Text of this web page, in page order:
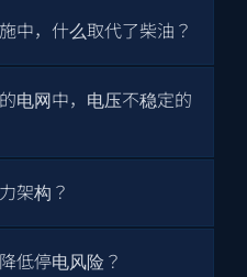
中，什么取代了柴油？
电网中，电压不稳定的
架构？
低停电风险？